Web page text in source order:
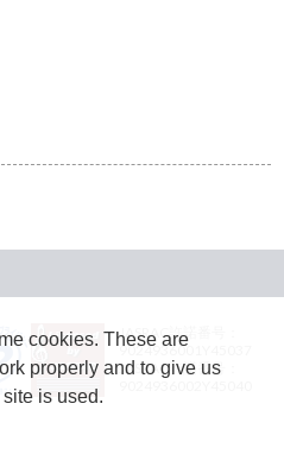
JASRAC許諾番号：
9024936001Y45037
JASRAC許諾番号：
cookies. These are
properly and to give us
is used.